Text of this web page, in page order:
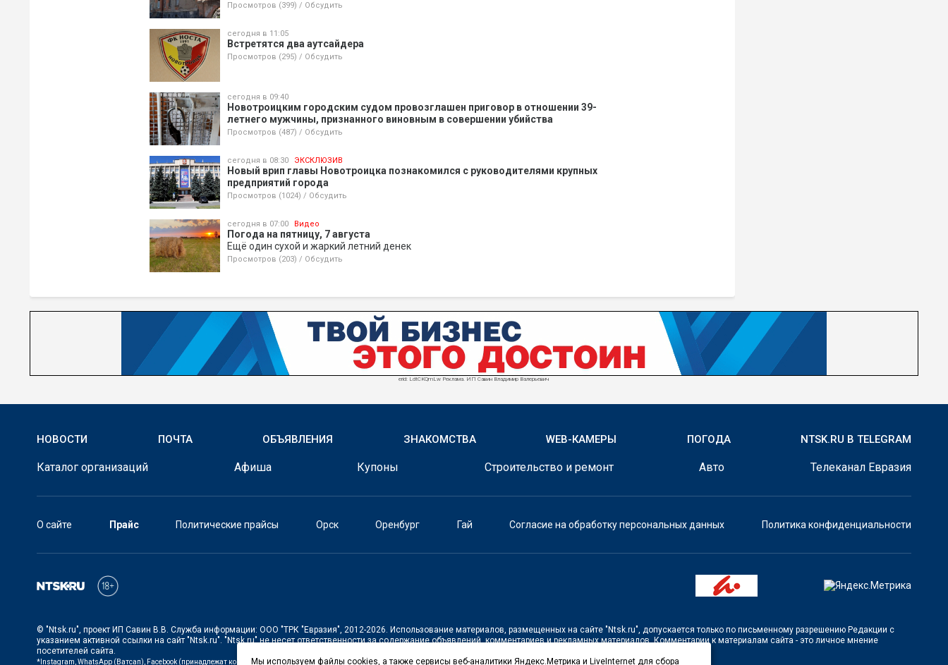
Просмотров (399) / Обсудить
сегодня в 11:05
Встретятся два аутсайдера
Просмотров (295) / Обсудить
сегодня в 09:40
Новотроицким городским судом провозглашен приговор в отношении 39-
летнего мужчины, признанного виновным в совершении убийства
Просмотров (487) / Обсудить
сегодня в 08:30 ЭКСКЛЮЗИВ
Новый врип главы Новотроицка познакомился с руководителями крупных
предприятий города
Просмотров (1024) / Обсудить
сегодня в 07:00 Видео
Погода на пятницу, 7 августа
Ещё один сухой и жаркий летний денек
Просмотров (203) / Обсудить
erid: LdtCKQmLw Реклама. ИП Савин Владимир Валерьевич
НОВОСТИ ПОЧТА ОБЪЯВЛЕНИЯ ЗНАКОМСТВА WEB-КАМЕРЫ ПОГОДА NTSK.RU В TELEGRAM
Каталог организаций Афиша Купоны Строительство и ремонт Авто Телеканал Евразия
О сайте Прайс Политические прайсы Орск Оренбург Гай Согласие на обработку персональных данных Политика конфиденциальности
© "Ntsk.ru", проект ИП Савин В.В. Служба информации: ООО "ТРК "Евразия", 2012-2026. Использование материалов, размещенных на сайте "Ntsk.ru", допускается только по письменному разрешению Редакции с
указанием активной ссылки на сайт "Ntsk.ru". "Ntsk.ru"не несет ответственности за содержание объявлений, комментариев и рекламных материалов. Комментарии к материалам сайта - это личное мнение
посетителей сайта.
*Instagram, WhatsApp (Ватсап), Facebook (принадлежат корпорации Meta, запрещенной на территории Российской Федерации)
Мы используем файлы cookies, а также сервисы веб-аналитики Яндекс.Метрика и LiveInternet для сбора